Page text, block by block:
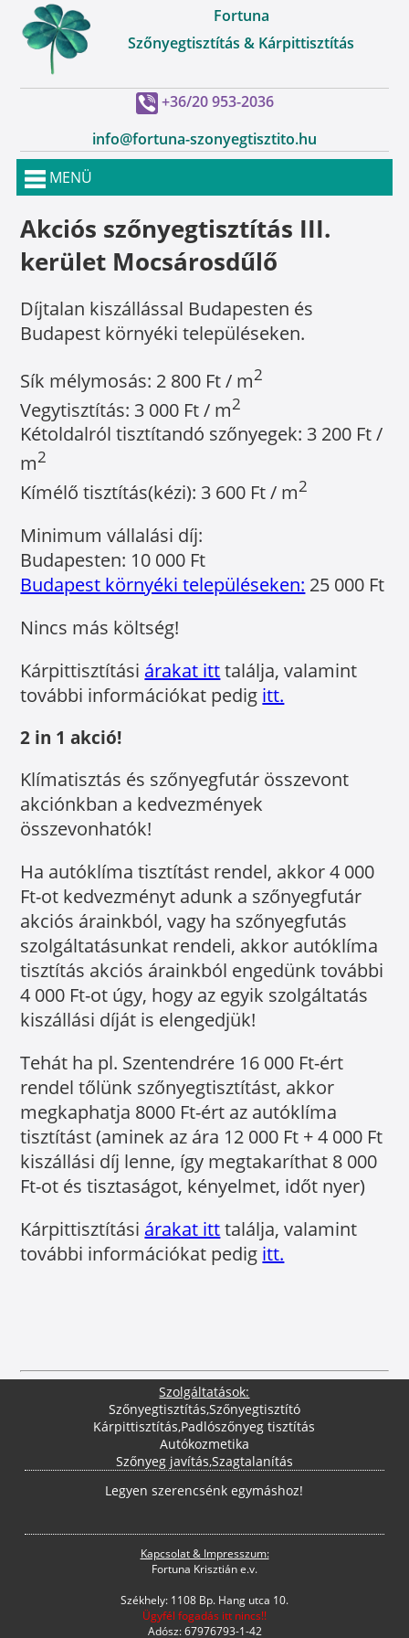
Fortuna
Szőnyegtisztítás & Kárpittisztítás
+36/20 953-2036
info@fortuna-szonyegtisztito.hu
MENÜ
Akciós szőnyegtisztítás III.
kerület Mocsárosdűlő
Díjtalan kiszállással Budapesten és
Budapest környéki településeken.
Sík mélymosás: 2 800 Ft / m2
Vegytisztítás: 3 000 Ft / m2
Kétoldalról tisztítandó szőnyegek: 3 200 Ft /
m2
Kímélő tisztítás(kézi): 3 600 Ft / m2
Minimum vállalási díj:
Budapesten: 10 000 Ft
Budapest környéki településeken: 25 000 Ft
Nincs más költség!
Kárpittisztítási árakat itttalálja, valamint
további információkat pedig itt.
2 in 1 akció!
Klímatisztás és szőnyegfutár összevont
akciónkban a kedvezmények
összevonhatók!
Ha autóklíma tisztítást rendel, akkor 4 000
Ft-ot kedvezményt adunk a szőnyegfutár
akciós árainkból, vagy ha szőnyegfutás
szolgáltatásunkat rendeli, akkor autóklíma
tisztítás akciós árainkból engedünk további
4 000 Ft-ot úgy, hogy az egyik szolgáltatás
kiszállási díját is elengedjük!
Tehát ha pl. Szentendrére 16 000 Ft-ért
rendel tőlünk szőnyegtisztítást, akkor
megkaphatja 8000 Ft-ért az autóklíma
tisztítást (aminek az ára 12 000 Ft + 4 000 Ft
kiszállási díj lenne, így megtakaríthat 8 000
Ft-ot és tisztaságot, kényelmet, időt nyer)
Kárpittisztítási árakat itttalálja, valamint
további információkat pedig itt.
Szolgáltatások:
Szőnyegtisztítás,Szőnyegtisztító
Kárpittisztítás,Padlószőnyeg tisztítás
Autókozmetika
Szőnyeg javítás,Szagtalanítás
Legyen szerencsénk egymáshoz!
Kapcsolat & Impresszum:
Fortuna Krisztián e.v.
Székhely: 1108 Bp. Hang utca 10.
Ügyfél fogadás itt nincs!!
Adósz: 67976793-1-42